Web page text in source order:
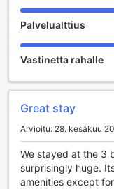
TV-alue ovat
perheen kanssa.
ilmapiiristä, katsella
näytöiltä, ja jakaa
viihdejärjestelmät,
rentoutumiseen
ainoastaan tarjoa
sosiaaliseen
kanssa. Ascott
etsit paikkaa, jossa
monipuolisista
Palvelualttius
Vastinetta rahalle
Great stay
Arvioitu: 28. kesäkuu
We stayed at the 3
surprisingly huge.
amenities except